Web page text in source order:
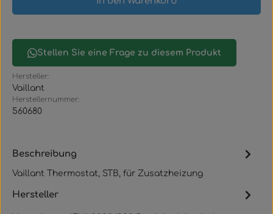
Stellen Sie eine Frage zu diesem Produkt
Hersteller:
Vaillant
Herstellernummer:
560680
Beschreibung
Vaillant Thermostat, STB, für Zusatzheizung
Hersteller